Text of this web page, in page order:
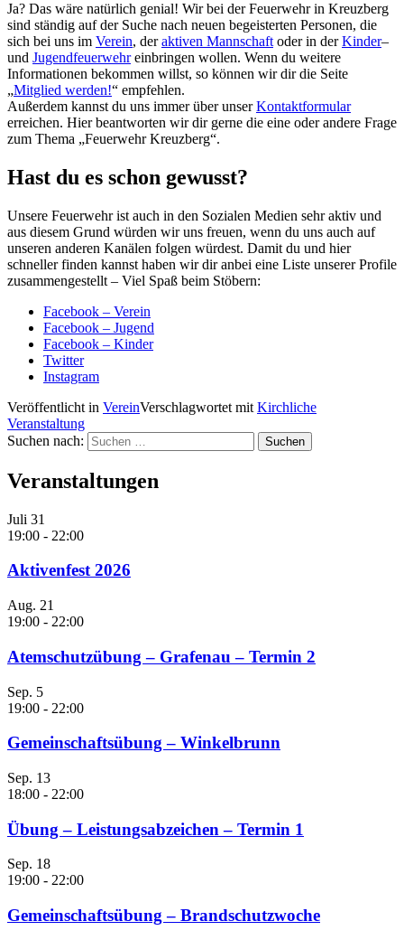
Ja? Das wäre natürlich genial! Wir bei der Feuerwehr in Kreuzberg
sind ständig auf der Suche nach neuen begeisterten Personen, die
sich bei uns im Verein, deraktiven Mannschaft oder in derKinder–
und Jugendfeuerwehreinbringen wollen. Wenn du weitere
Informationen bekommen willst, so können wir dir die Seite
„Mitglied werden!“ empfehlen.
Außerdem kannst du uns immer über unserKontaktformular
erreichen. Hier beantworten wir dir gerne die eine oder andere Frage
zum Thema „Feuerwehr Kreuzberg“.
Hast du es schon gewusst?
Unsere Feuerwehr ist auch in den Sozialen Medien sehr aktiv und
aus diesem Grund würden wir uns freuen, wenn du uns auch auf
unseren anderen Kanälen folgen würdest. Damit du und hier
schneller finden kannst haben wir dir anbei eine Liste unserer Profile
zusammengestellt – Viel Spaß beim Stöbern:
Facebook – Verein
Facebook – Jugend
Facebook – Kinder
Twitter
Instagram
Veröffentlicht in VereinVerschlagwortet mit Kirchliche
Veranstaltung
Suchen nach:
Veranstaltungen
Juli 31
19:00 - 22:00
Aktivenfest 2026
Aug. 21
19:00 - 22:00
Atemschutzübung – Grafenau – Termin 2
Sep. 5
19:00 - 22:00
Gemeinschaftsübung – Winkelbrunn
Sep. 13
18:00 - 22:00
Übung – Leistungsabzeichen – Termin 1
Sep. 18
19:00 - 22:00
Gemeinschaftsübung – Brandschutzwoche